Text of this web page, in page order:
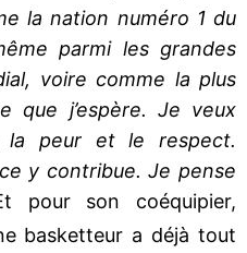
la nation numéro 1 du
parmi les grandes
voire comme la plus
que j’espère. Je veux
la peur et le respect.
y contribue. Je pense
pour son coéquipier,
basketteur a déjà tout